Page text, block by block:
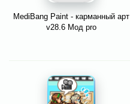
MediBang Paint - карманный арт
v28.6 Мод pro